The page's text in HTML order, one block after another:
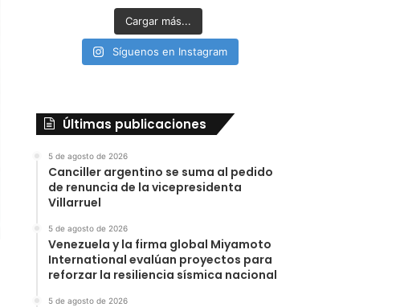
Cargar más...
Síguenos en Instagram
Últimas publicaciones
5 de agosto de 2026
Canciller argentino se suma al pedido
de renuncia de la vicepresidenta
Villarruel
5 de agosto de 2026
Venezuela y la firma global Miyamoto
International evalúan proyectos para
reforzar la resiliencia sísmica nacional
5 de agosto de 2026